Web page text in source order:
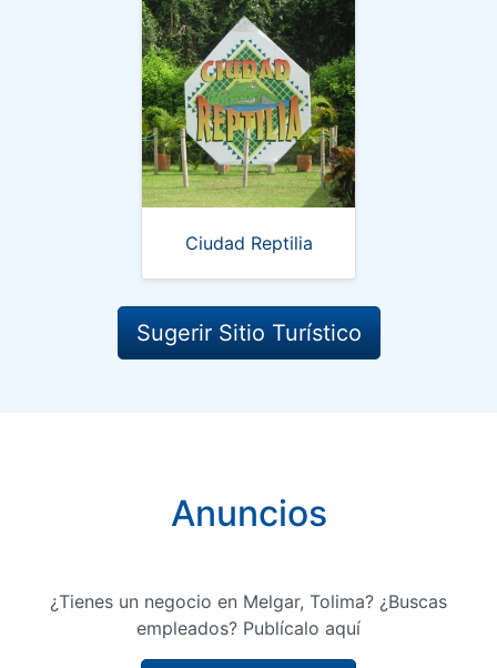
Ciudad Reptilia
Sugerir Sitio Turístico
Anuncios
¿Tienes un negocio en Melgar, Tolima? ¿Buscas
empleados? Publícalo aquí